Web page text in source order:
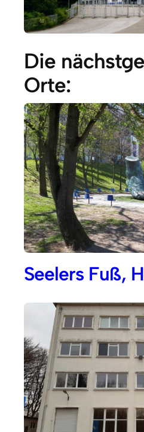
Die
Orte:
Seelers Fuß,